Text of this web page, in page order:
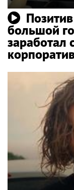
большой
заработал